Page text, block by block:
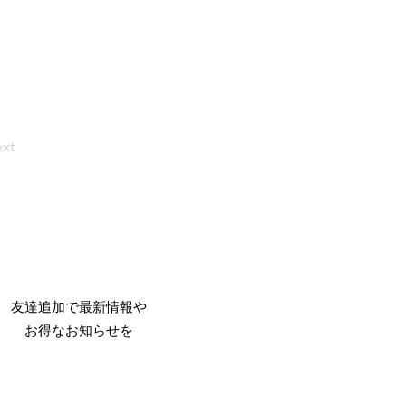
友達追加で最新情報や
​お得なお知らせを